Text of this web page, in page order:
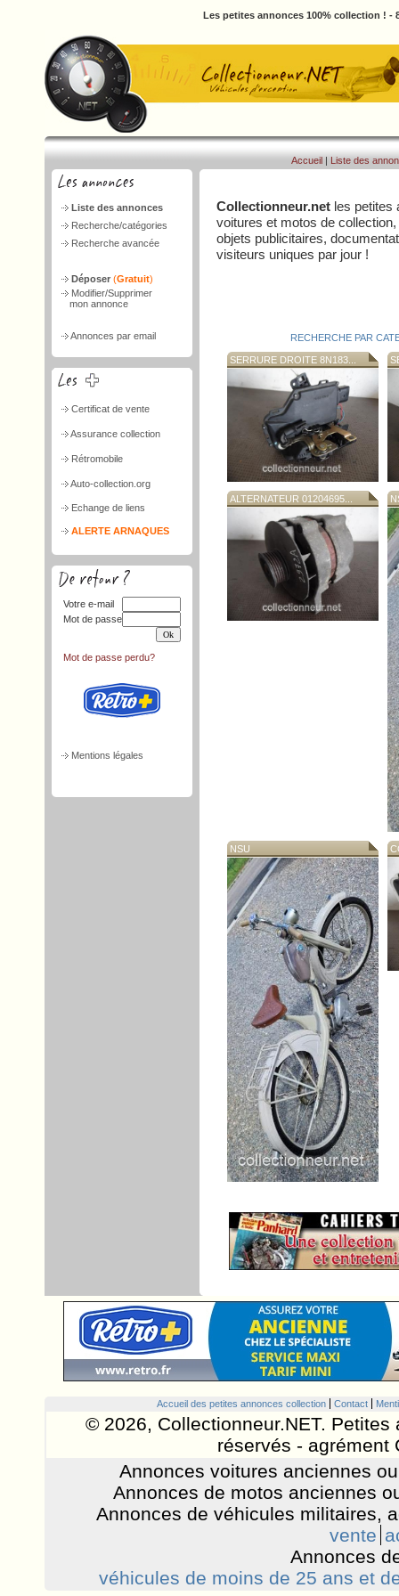
Les petites annonces 100% collection ! -
Liste des annonces
Recherche/catégories
Recherche avancée
Déposer (Gratuit)
Modifier/Supprimer
mon annonce
Annonces par email
Certificat de vente
Assurance collection
Rétromobile
Auto-collection.org
Echange de liens
ALERTE ARNAQUES
Votre e-mail
Mot de passe
Mot de passe perdu?
Mentions légales
Accueil | Liste des
Collectionneur.net les petites
voitures et motos de
objets publicitaires,
visiteurs uniques par jour !
RECHERCHE PAR
SERRURE DROITE 8N183...
ALTERNATEUR 01204695...
NSU
Accueil des petites annonces collection Contact
© 2026, Collectionneur.NET.
réservés - agrément
Annonces voitures anciennes
Annonces de motos anciennes
Annonces de véhicules militaires,
vente
Annonces
véhicules de moins de 25 ans et